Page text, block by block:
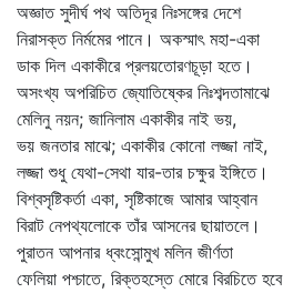
অজ্ঞাত সুদীর্ঘ পথ অতিদূর নিঃসঙ্গের দেশে
নিরাসক্ত নির্মমের পানে। অকস্মাৎ মহা-একা
ডাক দিল একাকীরে প্রলয়তোরণচূড়া হতে।
অসংখ্য অপরিচিত জ্যোতিষ্কের নিঃশব্দতামাঝে
মেলিনু নয়ন; জানিলাম একাকীর নাই ভয়,
ভয় জনতার মাঝে; একাকীর কোনো লজ্জা নাই,
লজ্জা শুধু যেথা-সেথা যার-তার চক্ষুর ইঙ্গিতে।
বিশ্বসৃষ্টিকর্তা একা, সৃষ্টিকাজে আমার আহ্বান
বিরাট নেপথ্যলোকে তাঁর আসনের ছায়াতলে।
পুরাতন আপনার ধ্বংসোন্মুখ মলিন জীর্ণতা
ফেলিয়া পশ্চাতে, রিক্তহস্তে মোরে বিরচিতে হবে